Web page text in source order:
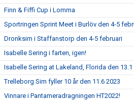
Finn & Fiffi Cup i Lomma
Sportringen Sprint Meet i Burlöv den 4-5
Dronksim i Staffanstorp den 4-5 februari
Isabelle Sering i farten, igen!
Isabelle Sering at Lakeland, Florida den 13.1
Trelleborg Sim fyller 10 år den 11.6 2023
Vinnare i Pantameradragningen HT2022!